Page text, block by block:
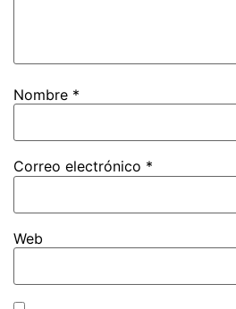
Nombre *
Correo electrónico *
Web